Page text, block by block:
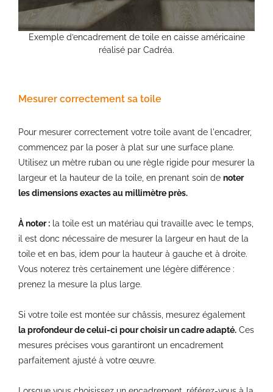
Exemple d’encadrement de toile en caisse américaine
réalisé par Cadréa.
Mesurer correctement sa toile
Pour mesurer correctement votre toile avant de l'encadrer,
commencez par la poser à plat sur une surface plane.
Utilisez un mètre ruban ou une règle rigide pour mesurer la
largeur et la hauteur de la toile, en prenant soin de noter
les dimensions exactes au millimètre près.
À noter : la toile est un matériau qui travaille avec le temps,
il est donc nécessaire de mesurer la largeur en haut de la
toile et en bas, idem pour la hauteur à gauche et à droite.
Vous noterez très certainement une légère différence :
prenez la mesure la plus large.
Si votre toile est montée sur châssis, mesurez également
la profondeur de celui-ci pour choisir un cadre adapté. Ces
mesures précises vous garantiront un encadrement
parfaitement ajusté à votre œuvre.